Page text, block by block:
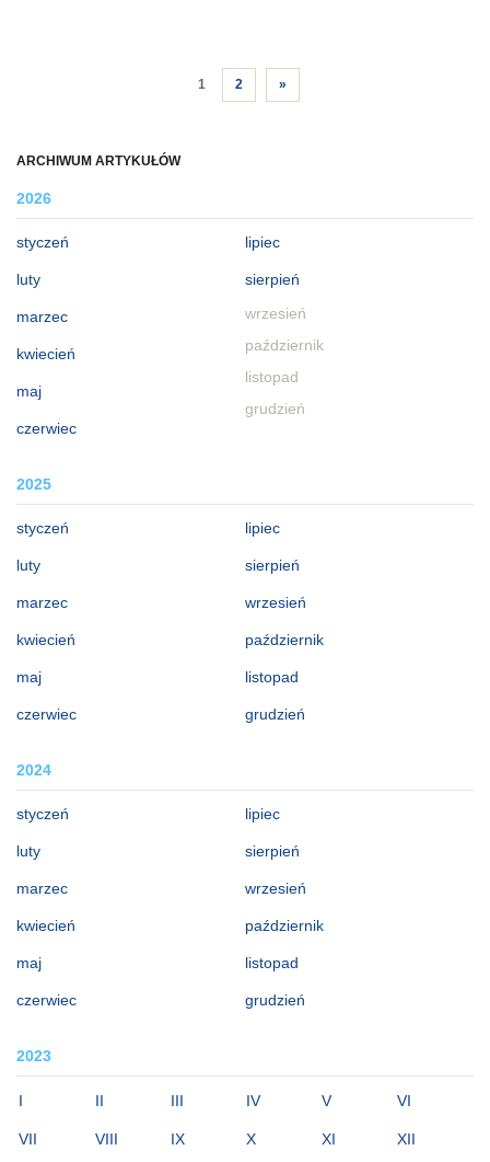
ARCHIWUM ARTYKUŁÓW
2026
styczeń
luty
marzec
kwiecień
maj
czerwiec
lipiec
sierpień
wrzesień
październik
listopad
grudzień
2025
styczeń
luty
marzec
kwiecień
maj
czerwiec
lipiec
sierpień
wrzesień
październik
listopad
grudzień
2024
styczeń
luty
marzec
kwiecień
maj
czerwiec
lipiec
sierpień
wrzesień
październik
listopad
grudzień
2023
I II III IV V VI
VII VIII IX X XI XII
1 2 »